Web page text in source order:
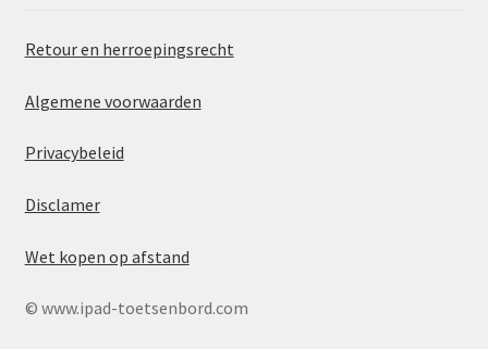
Retour en herroepingsrecht
Algemene voorwaarden
Privacybeleid
Disclamer
Wet kopen op afstand
© www.ipad-toetsenbord.com